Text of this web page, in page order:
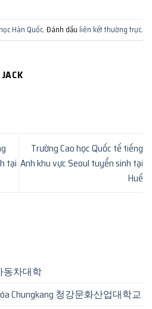
Hàn Quốc. Đánh dấu liên kết thường trực.
tại
Trường Cao học Quốc tế tiếng
Anh khu vực Seoul tuyển sinh tại
Huế
동차대학
Chungkang 청강문화산업대학교